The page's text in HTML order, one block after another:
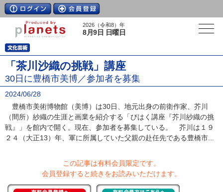
2026（令和8）年
8月9日 日曜日
「茶川沙織の挑戦」講座
30日に豊橋市美博／参加者を募集
2024/06/28
豊橋市美術博物館（美博）は30日、地元出身の前衛作家、芥川
（間所）紗織の生涯と画業を紹介する「びはく講座『芥川紗織の挑
戦』」を館内で開く。現在、参加者を募集している。 芥川は１９
２４（大正13）年、軍に所属していた父親の赴任先である豊橋市...
この記事は有料会員限定です。
会員登録すると続きをお読みいただけます。